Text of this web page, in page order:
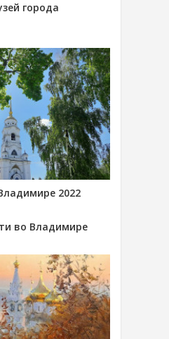
города
2022
во Владимире